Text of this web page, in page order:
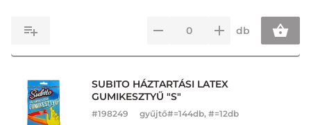
db
SUBITO HÁZTARTÁSI LATEX
GUMIKESZTYŰ "S"
#198249 gyűjtő#=144db, #=12db